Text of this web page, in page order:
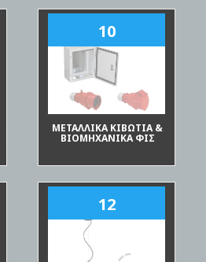
10
ΜΕΤΑΛΛΙΚΑ ΚΙΒΩΤΙΑ &
ΒΙΟΜΗΧΑΝΙΚΑ ΦΙΣ
12